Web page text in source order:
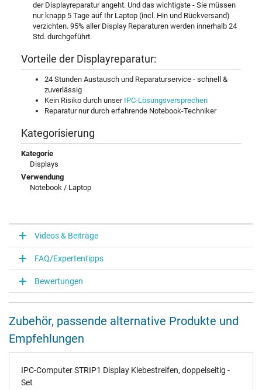
der Displayreparatur angeht. Und das wichtigste - Sie müssen
nur knapp 5 Tage auf Ihr Laptop (incl. Hin und Rückversand)
verzichten. 95% aller Display Reparaturen werden innerhalb 24
Std. durchgeführt.
Vorteile der Displayreparatur:
24 Stunden Austausch und Reparaturservice - schnell &
zuverlässig
Kein Risiko durch unser IPC-Lösungsversprechen
Reparatur nur durch erfahrende Notebook-Techniker
Kategorisierung
Kategorie
Displays
Verwendung
Notebook / Laptop
Videos & Beiträge
FAQ/Expertentipps
Bewertungen
Zubehör, passende alternative Produkte und
Empfehlungen
IPC-Computer STRIP1 Display Klebestreifen, doppelseitig -
Set